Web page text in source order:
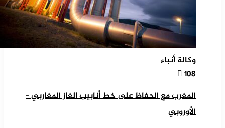
وكالة أنباء
108
المغرب مع الحفاظ على خط أنابيب الغاز المغاربي –
الأوروبي